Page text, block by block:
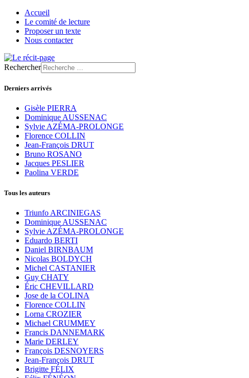
Accueil
Le comité de lecture
Proposer un texte
Nous contacter
Rechercher
Derniers arrivés
Gisèle PIERRA
Dominique AUSSENAC
Sylvie AZÉMA-PROLONGE
Florence COLLIN
Jean-François DRUT
Bruno ROSANO
Jacques PESLIER
Paolina VERDE
Tous les auteurs
Triunfo ARCINIEGAS
Dominique AUSSENAC
Sylvie AZÉMA-PROLONGE
Eduardo BERTI
Daniel BIRNBAUM
Nicolas BOLDYCH
Michel CASTANIER
Guy CHATY
Éric CHEVILLARD
Jose de la COLINA
Florence COLLIN
Lorna CROZIER
Michael CRUMMEY
Francis DANNEMARK
Marie DERLEY
François DESNOYERS
Jean-François DRUT
Brigitte FÉLIX